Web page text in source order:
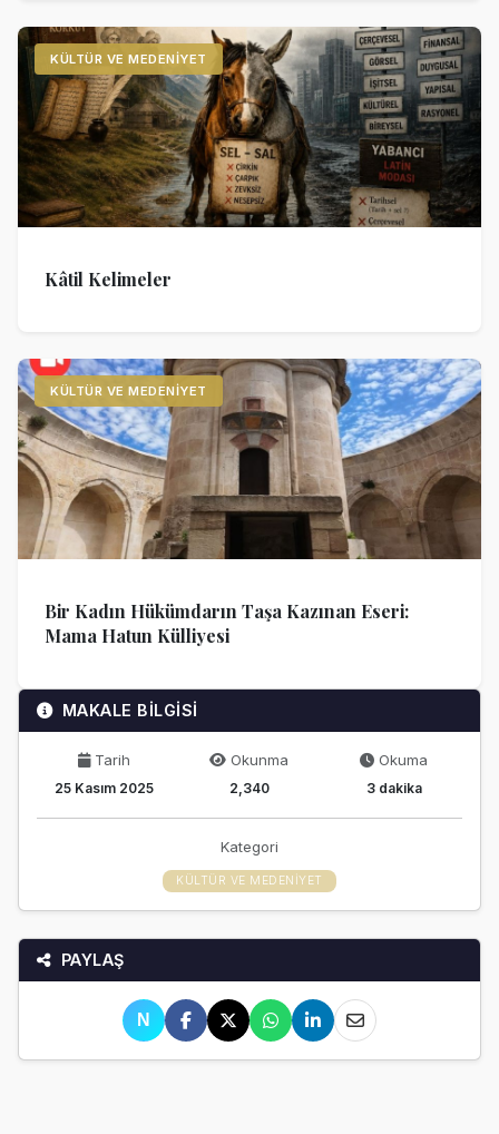
KÜLTÜR VE MEDENIYET
Kâtil Kelimeler
KÜLTÜR VE MEDENIYET
Bir Kadın Hükümdarın Taşa Kazınan Eseri:
Mama Hatun Külliyesi
MAKALE BİLGİSİ
Tarih
25 Kasım 2025
Okunma
2,340
Okuma
3 dakika
Kategori
KÜLTÜR VE MEDENIYET
PAYLAŞ
N